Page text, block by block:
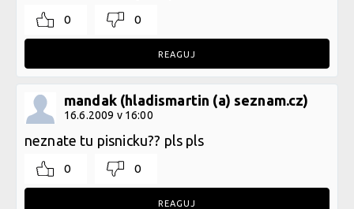
0 0
REAGUJ
mandak (hladismartin (a) seznam.cz)
16.6.2009 v 16:00
neznate tu pisnicku?? pls pls
0 0
REAGUJ